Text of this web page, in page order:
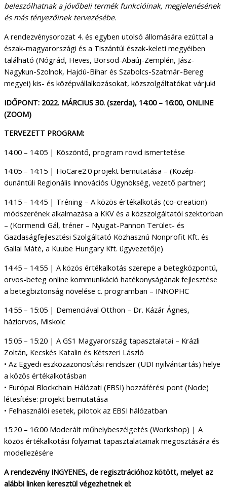
beleszólhatnak a jövőbeli termék funkcióinak, megjelenésének
és más tényezőinek tervezésébe.
A rendezvénysorozat 4. és egyben utolsó állomására ezúttal a
észak-magyarországi és a Tiszántúl észak-keleti megyéiben
található (Nógrád, Heves, Borsod-Abaúj-Zemplén, Jász-
Nagykun-Szolnok, Hajdú-Bihar és Szabolcs-Szatmár-Bereg
megyei) kis- és középvállalkozásokat, közszolgáltatókat várjuk!
IDŐPONT: 2022. MÁRCIUS 30. (szerda), 14:00 – 16:00, ONLINE
(ZOOM)
TERVEZETT PROGRAM:
14:00 – 14:05 | Köszöntő, program rövid ismertetése
14:05 – 14:15 | HoCare2.0 projekt bemutatása – (Közép-
dunántúli Regionális Innovációs Ügynökség, vezető partner)
14:15 – 14:45 | Tréning – A közös értékalkotás (co-creation)
módszerének alkalmazása a KKV és a közszolgáltatói szektorban
– (Körmendi Gál, tréner – Nyugat-Pannon Terület- és
Gazdaságfejlesztési Szolgáltató Közhasznú Nonprofit Kft. és
Gallai Máté, a Kuube Hungary Kft. ügyvezetője)
14:45 – 14:55 | A közös értékalkotás szerepe a betegközpontú,
orvos-beteg online kommunikáció hatékonyságának fejlesztése
a betegbiztonság növelése c. programban – INNOPHC
14:55 – 15:05 | Demenciával Otthon – Dr. Kázár Ágnes,
háziorvos, Miskolc
15:05 – 15:20 | A GS1 Magyarország tapasztalatai – Krázli
Zoltán, Kecskés Katalin és Kétszeri László
• Az Egyedi eszközazonosítási rendszer (UDI nyilvántartás) helye
a közös értékalkotásban
• Európai Blockchain Hálózati (EBSI) hozzáférési pont (Node)
létesítése: projekt bemutatása
• Felhasználói esetek, pilotok az EBSI hálózatban
15:20 – 16:00 Moderált műhelybeszélgetés (Workshop) | A
közös értékalkotási folyamat tapasztalatainak megosztására és
modellezésére
A rendezvény INGYENES, de regisztrációhoz kötött, melyet az
alábbi linken keresztül végezhetnek el: